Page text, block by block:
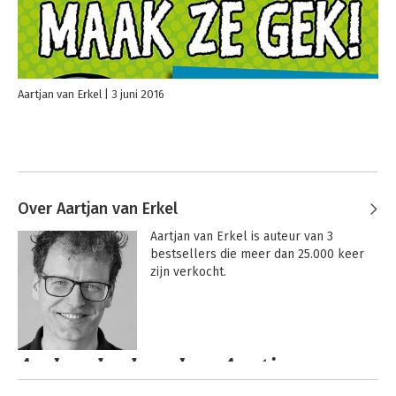
Aartjan van Erkel 3 juni 2016
Over Aartjan van Erkel
Aartjan van Erkel is auteur van 3
bestsellers die meer dan 25.000 keer
zijn verkocht.
Andere boeken door Aartjan van
Erkel